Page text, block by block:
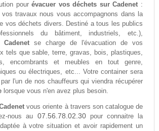
pourévacuer vos déchets sur Cadenet :
travaux nous vous accompagnons dans la
vos déchets divers. Destiné a tous les publics
du bâtiment, industriels, etc.),
se charge de l'évacuation de vos
tels que sable, terre, gravas, bois, plastiques,
encombrants et meubles en tout genre,
ou électriques, etc... Votre container sera
l'un de nos chauffeurs qui viendra récupérer
lorsque vous n'en avez plus besoin.
vous oriente à travers son catalogue de
nous au 07.56.78.02.30pour connaitre la
à votre situation et avoir rapidement un